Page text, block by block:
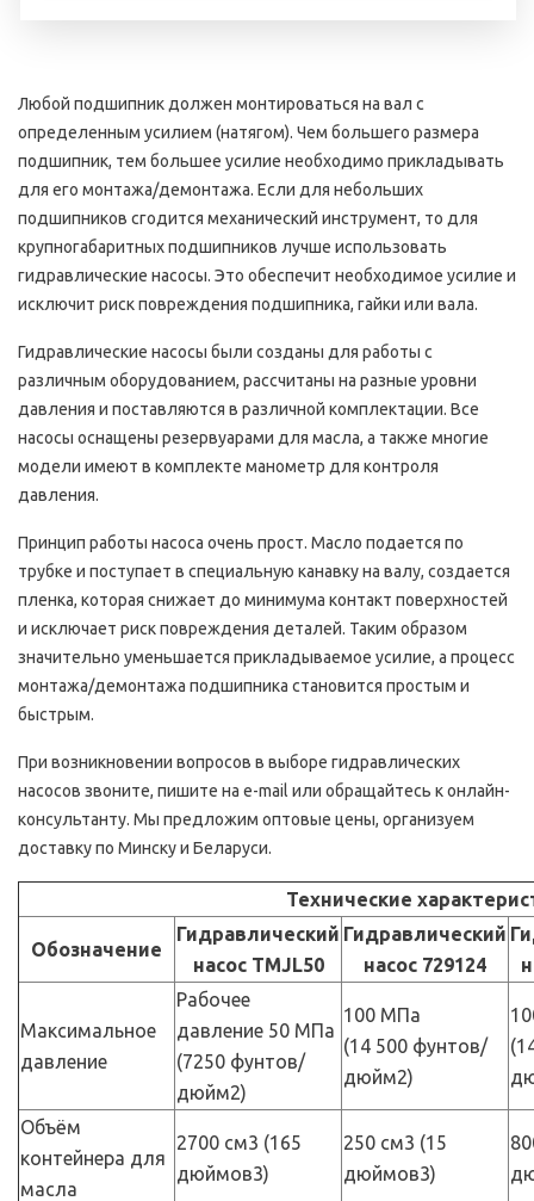
Любой подшипник должен монтироваться на вал с
определенным усилием (натягом). Чем большего размера
подшипник, тем большее усилие необходимо прикладывать
для его монтажа/демонтажа. Если для небольших
подшипников сгодится механический инструмент, то для
крупногабаритных подшипников лучше использовать
гидравлические насосы. Это обеспечит необходимое усилие и
исключит риск повреждения подшипника, гайки или вала.
Гидравлические насосы были созданы для работы с
различным оборудованием, рассчитаны на разные уровни
давления и поставляются в различной комплектации. Все
насосы оснащены резервуарами для масла, а также многие
модели имеют в комплекте манометр для контроля
давления.
Принцип работы насоса очень прост. Масло подается по
трубке и поступает в специальную канавку на валу, создается
пленка, которая снижает до минимума контакт поверхностей
и исключает риск повреждения деталей. Таким образом
значительно уменьшается прикладываемое усилие, а процесс
монтажа/демонтажа подшипника становится простым и
быстрым.
При возникновении вопросов в выборе гидравлических
насосов звоните, пишите на e-mail или обращайтесь к онлайн-
консультанту. Мы предложим оптовые цены, организуем
доставку по Минску и Беларуси.
Технические
Обозначение
Гидравлический
насос TMJL50
Гидравлический
насос 729124
Максимальное
давление
Рабочее
давление 50 МПа
(7250 фунтов/
дюйм2)
100 МПа
(14 500 фунтов/
дюйм2)
Объём
контейнера для
масла
2700 см3 (165
дюймов3)
250 см3 (15
дюймов3)